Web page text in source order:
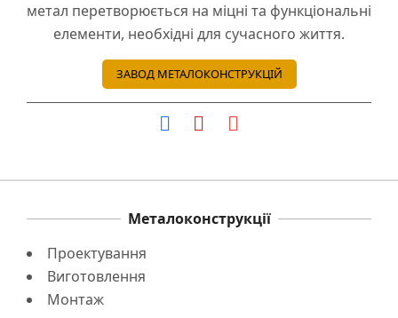
метал перетворюється на міцні та функціональні
елементи, необхідні для сучасного життя.
ЗАВОД МЕТАЛОКОНСТРУКЦІЙ
Металоконструкції
Проектування
Виготовлення
Монтаж